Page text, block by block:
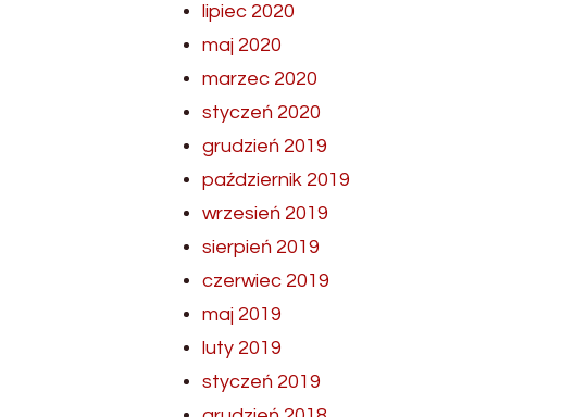
lipiec 2020
maj 2020
marzec 2020
styczeń 2020
grudzień 2019
październik 2019
wrzesień 2019
sierpień 2019
czerwiec 2019
maj 2019
luty 2019
styczeń 2019